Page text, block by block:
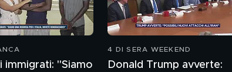
immigrati: "Siamo
4 DI SERA WEEKEND
Donald Trump avverte: